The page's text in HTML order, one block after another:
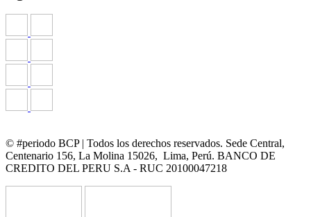
© #periodo BCP | Todos los derechos reservados. Sede Central,
Centenario 156, La Molina 15026, Lima, Perú. BANCO DE
CREDITO DEL PERU S.A - RUC 20100047218